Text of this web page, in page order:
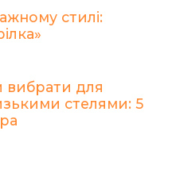
стилі:
вибрати для
стелями: 5